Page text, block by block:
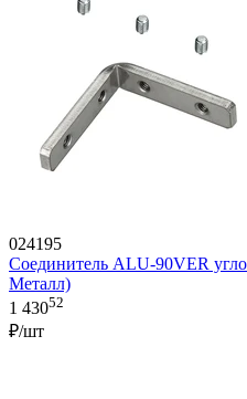
024195
Соединитель ALU-90VER
Металл)
1 43052
₽/шт